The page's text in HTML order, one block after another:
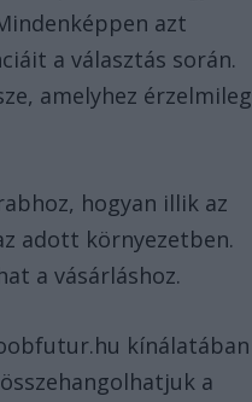
azt
a választás során.
amelyhez érzelmileg
hogyan illik az
adott környezetben.
a vásárláshoz.
kínálatában
a